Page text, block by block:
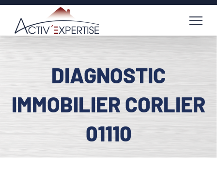
Passer
contenu
DIAGNOSTIC
IMMOBILIER CORLIER
01110